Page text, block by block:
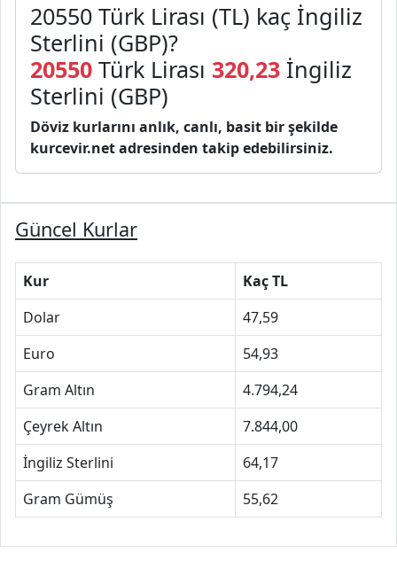
20550 Türk Lirası (TL) kaç İngiliz
Sterlini (GBP)?
20550 Türk Lirası 320,23 İngiliz
Sterlini (GBP)
Döviz kurlarını anlık, canlı, basit bir şekilde
kurcevir.net adresinden takip edebilirsiniz.
Güncel Kurlar
Kur
Kaç TL
Dolar
47,59
Euro
54,93
Gram Altın
4.794,24
Çeyrek Altın
7.844,00
İngiliz Sterlini
64,17
Gram Gümüş
55,62